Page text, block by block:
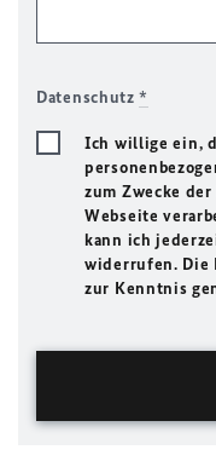
Datenschutz*
Ich willige ein,
zum Zwecke
Webseite
kann ich
widerrufen. Die
zur Kenntnis